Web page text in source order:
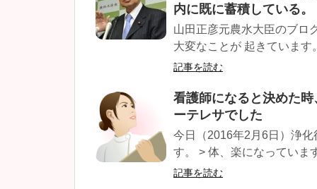
内に既に蓄積している。
山田正彦元農水大臣のブロ
大変なことが 起きていま
記事を読む
看護師になると決めた
ーテレサでした
今日（2016年2月6日）浄
す。 > 体、楽になっていま
記事を読む